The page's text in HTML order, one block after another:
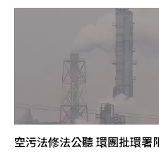
空污法修法公聽 環團批環署